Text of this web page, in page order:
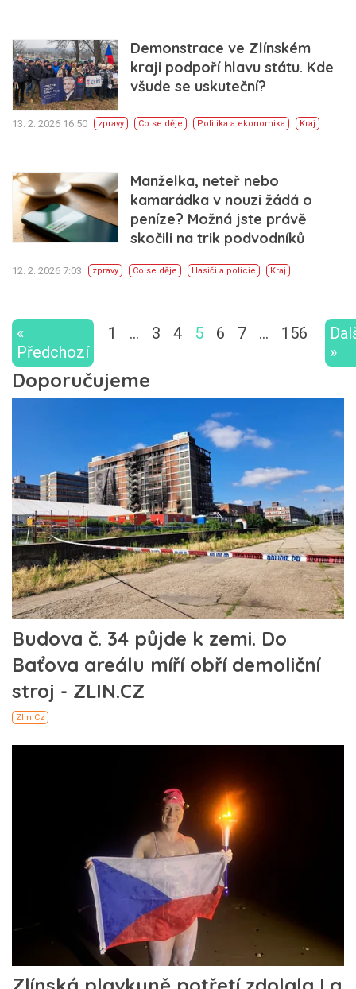
Demonstrace ve Zlínském
kraji podpoří hlavu státu. Kde
všude se uskuteční?
13. 2. 2026 16:50 zpravy Co se děje Politika a ekonomika Kraj
Manželka, neteř nebo
kamarádka v nouzi žádá o
peníze? Možná jste právě
skočili na trik podvodníků
12. 2. 2026 7:03 zpravy Co se děje Hasiči a policie Kraj
«
Předchozí
1 … 3 4 5 6 7 … 156
»